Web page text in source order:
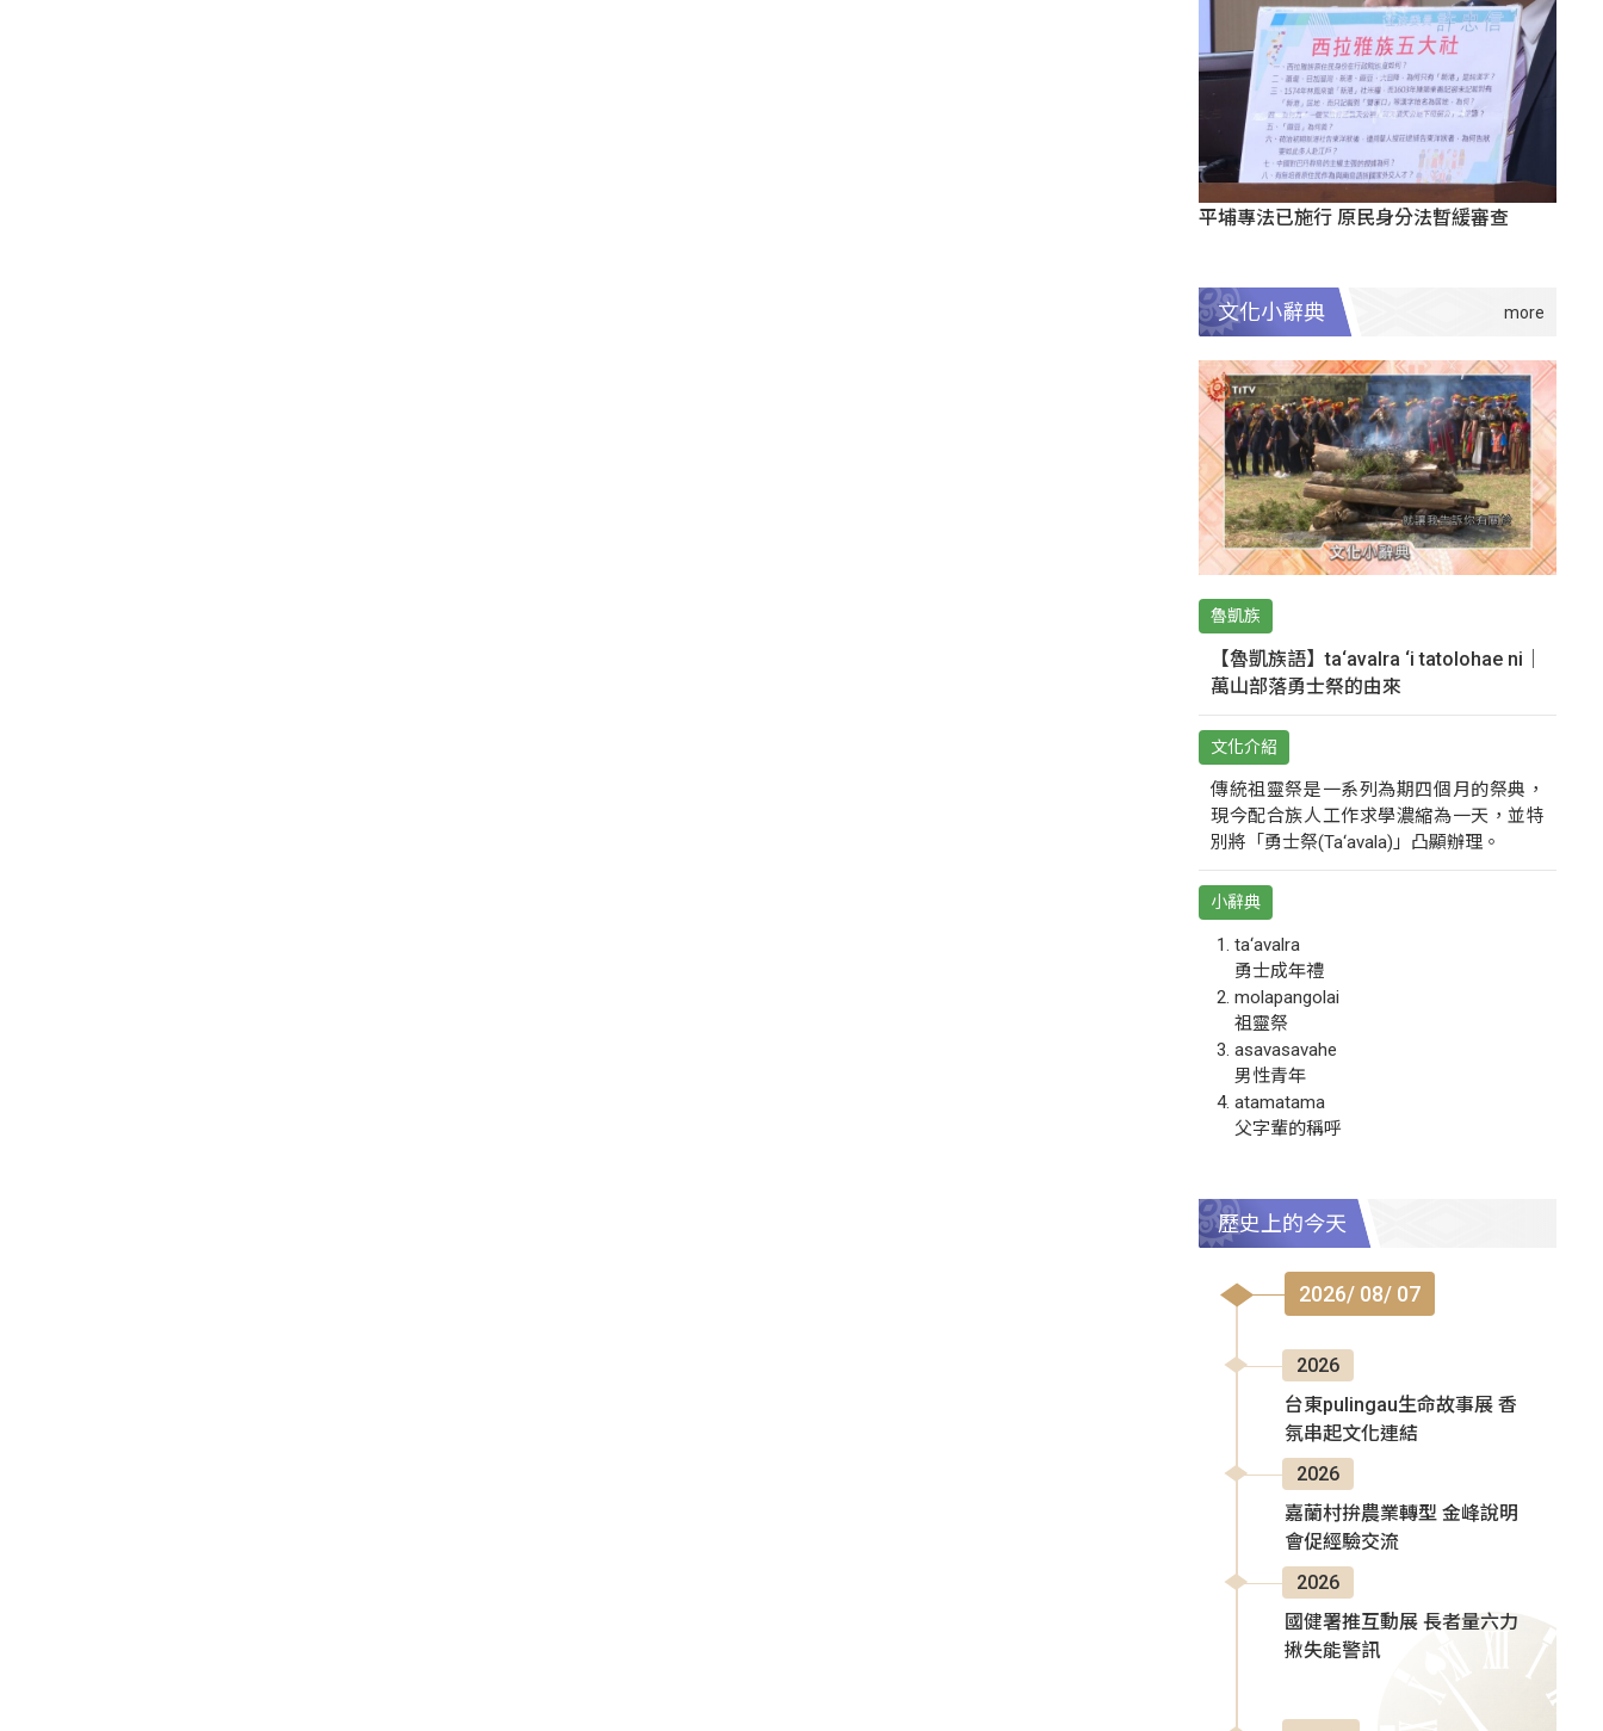
平埔專法已施行 原民身分法暫緩審查
文化小辭典
魯凱族
【魯凱族語】ta‘avalra ‘i tatolohae ni｜
萬山部落勇士祭的由來
文化介紹
傳統祖靈祭是一系列為期四個月的祭典，
現今配合族人工作求學濃縮為一天，並特
別將「勇士祭(Ta‘avala)」凸顯辦理。
小辭典
ta‘avalra
勇士成年禮
molapangolai
祖靈祭
asavasavahe
男性青年
atamatama
父字輩的稱呼
歷史上的今天
2026/ 08/ 07
2026
台東pulingau生命故事展 香
氛串起文化連結
2026
嘉蘭村拚農業轉型 金峰說明
會促經驗交流
2026
國健署推互動展 長者量六力
揪失能警訊